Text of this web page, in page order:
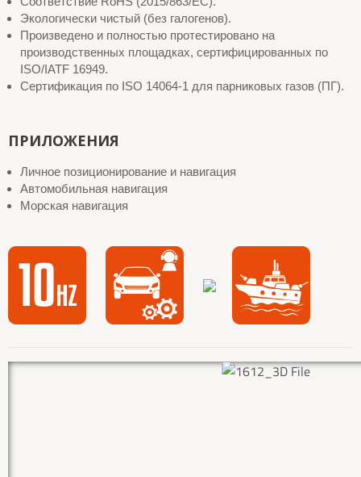
Экологически чистый (без галогенов).
Произведено и полностью протестировано на
производственных площадках, сертифицированных по
ISO/IATF 16949.
Сертификация по ISO 14064-1 для парниковых газов (ПГ).
ПРИЛОЖЕНИЯ
Личное позиционирование и навигация
Автомобильная навигация
Морская навигация